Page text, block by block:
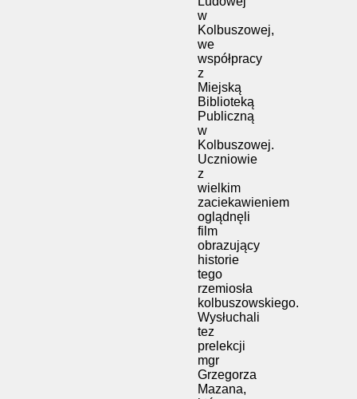
w
Kolbuszowej,
we
współpracy
z
Miejską
Biblioteką
Publiczną
w
Kolbuszowej.
Uczniowie
z
wielkim
zaciekawieniem
oglądnęli
film
obrazujący
historie
tego
rzemiosła
kolbuszowskiego.
Wysłuchali
tez
prelekcji
mgr
Grzegorza
Mazana,